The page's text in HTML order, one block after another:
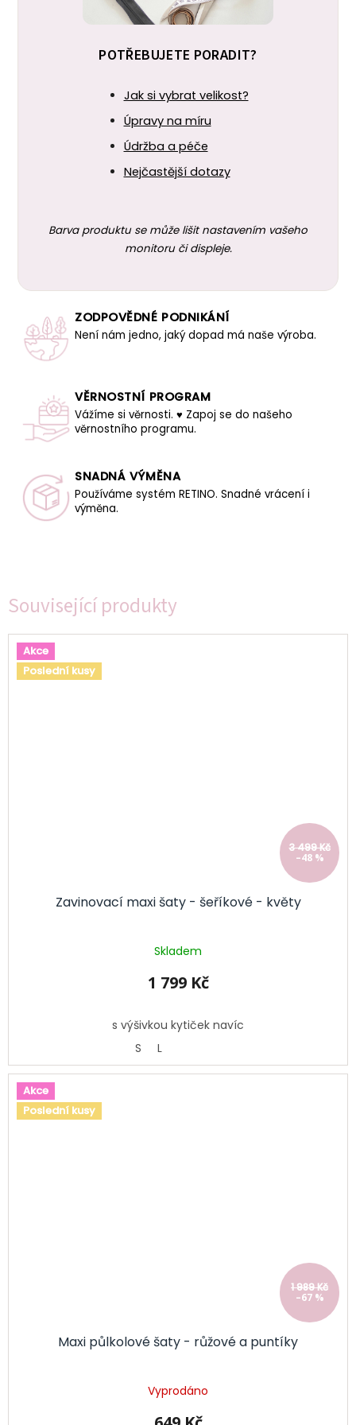
Související produkty
Akce
Poslední kusy
3 499 Kč
–48 %
Zavinovací maxi šaty - šeříkové - květy
Skladem
1 799 Kč
s výšivkou kytiček navíc
S
L
Akce
Poslední kusy
1 989 Kč
–67 %
Maxi půlkolové šaty - růžové a puntíky
Vyprodáno
POTŘEBUJETE PORADIT?
Jak si vybrat velikost?
Úpravy na míru
Údržba a péče
Nejčastější dotazy
Barva produktu se může lišit nastavením vašeho
monitoru či displeje.
ZODPOVĚDNÉ PODNIKÁNÍ
Není nám jedno, jaký dopad má naše výroba.
VĚRNOSTNÍ PROGRAM
Vážíme si věrnosti. ♥ Zapoj se do našeho
věrnostního programu.
SNADNÁ VÝMĚNA
Používáme systém RETINO. Snadné vrácení i
výměna.